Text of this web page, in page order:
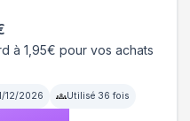
à 1,95€ pour vos achats
12/2026 Utilisé 36 fois